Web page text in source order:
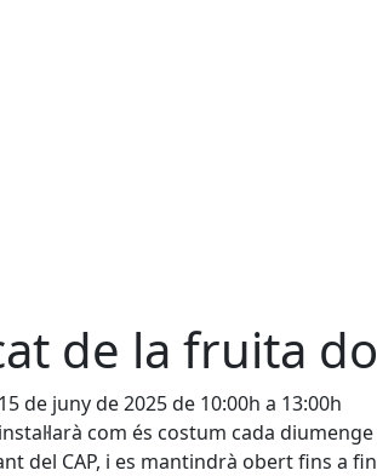
de la fruita
de juny de 2025 de 10:00h a 13:00h
com és costum cada
del CAP, i es mantindrà obert fins a